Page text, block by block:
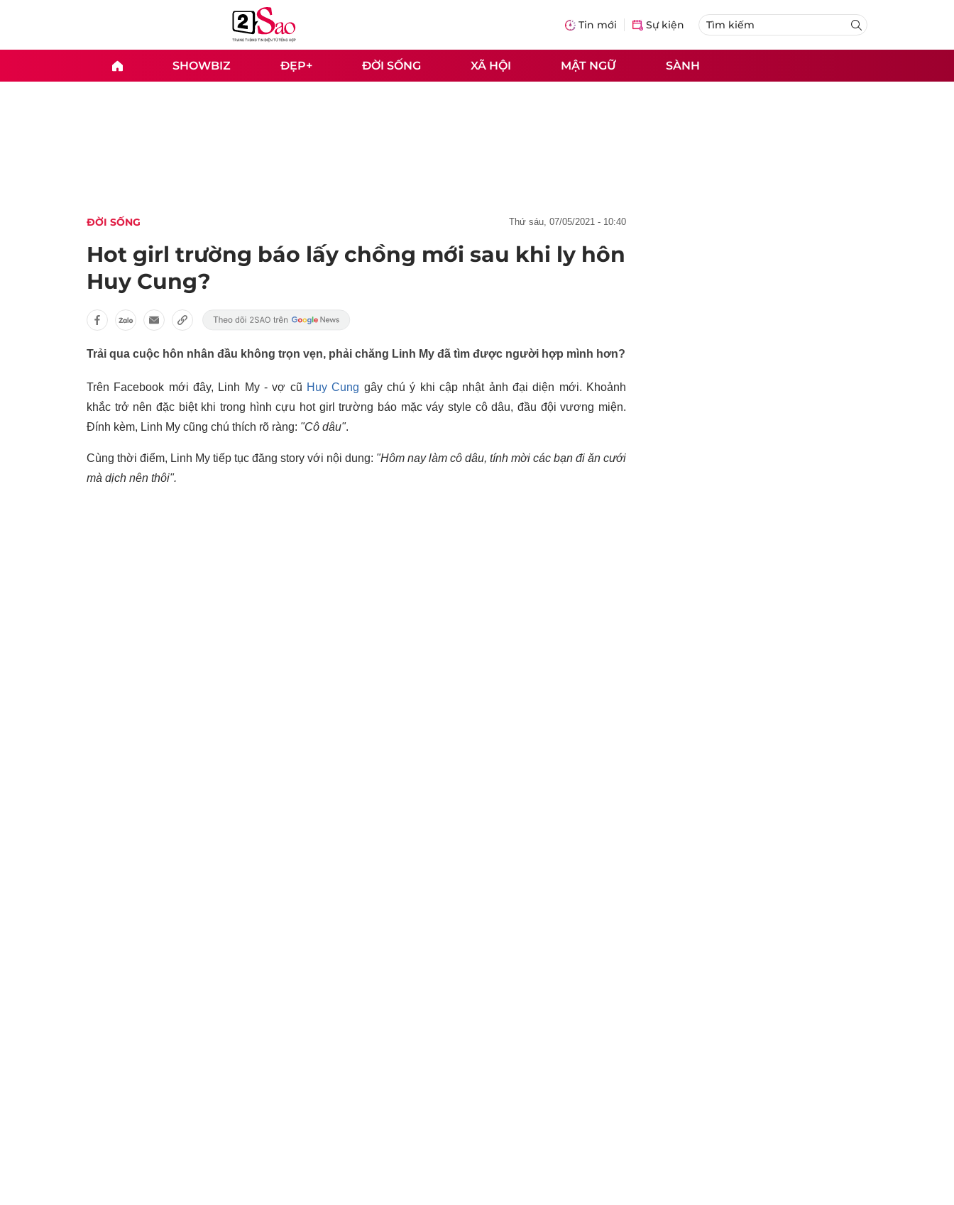
Tin mới Sự kiện
SHOWBIZ ĐẸP+ ĐỜI SỐNG XÃ HỘI MẬT NGỮ SÀNH
ĐỜI SỐNG thứ sáu, 07/05/2021 - 10:40
Hot girl trường báo lấy chồng mới sau khi ly hôn
Huy Cung?
Trải qua cuộc hôn nhân đầu không trọn vẹn, phải chăng Linh My đã tìm được người hợp mình hơn?
Trên Facebook mới đây, Linh My - vợ cũ Huy Cung gây chú ý khi cập nhật ảnh đại diện mới. Khoảnh
khắc trở nên đặc biệt khi trong hình cựu hot girl trường báo mặc váy style cô dâu, đầu đội vương miện.
Đính kèm, Linh My cũng chú thích rõ ràng: "Cô dâu".
Cùng thời điểm, Linh My tiếp tục đăng story với nội dung: "Hôm nay làm cô dâu, tính mời các bạn đi ăn cưới
mà dịch nên thôi".